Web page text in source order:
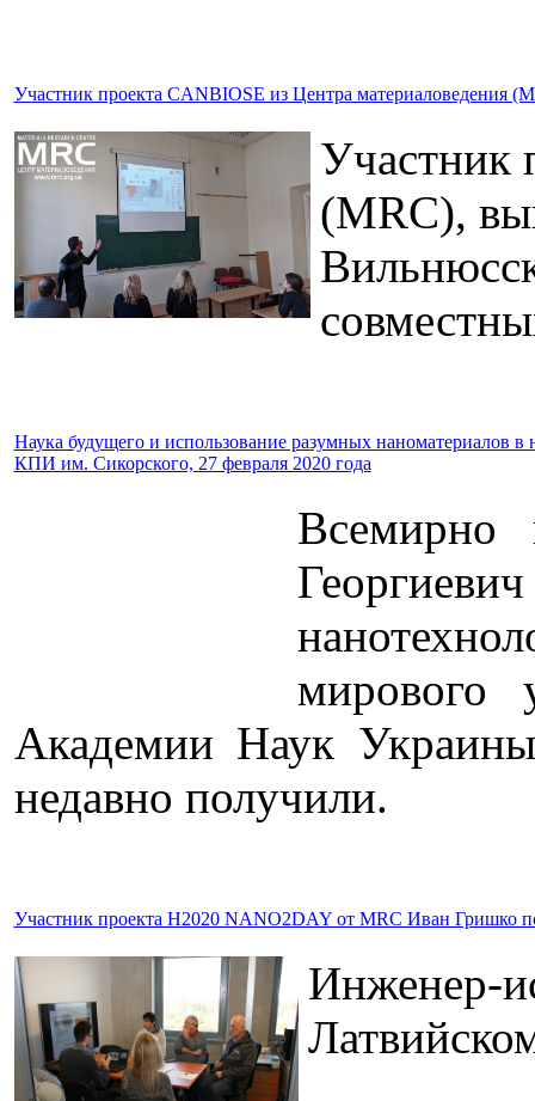
Участник проекта CANBIOSE из Центра материаловедения
Участник
(MRC),
Наука будущего и использование разумных наноматериалов
КПИ им. Сикорского, 27 февраля 2020 года
Всемирно
мирового
Академии Наук
недавно получили.
Участник проекта H2020 NANO2DAY от MRC Иван Гришко
Инженер-